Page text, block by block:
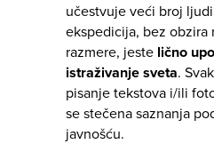
učestvuje veći broj
ekspedicija, bez obzira
razmere, jeste lično
istraživanje sveta.
pisanje tekstova i/ili
se stečena saznanja
javnošću.